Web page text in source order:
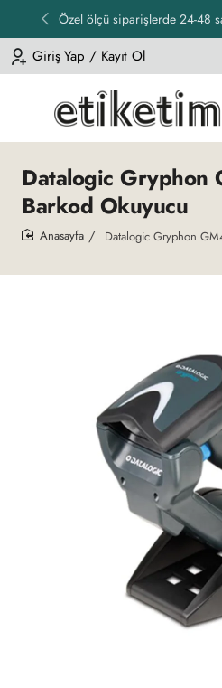
Özel ölçü siparişlerde 24-48
Giriş Yap / Kayıt Ol
Datalogic Gryphon
Barkod Okuyucu
Datalogic Gryphon